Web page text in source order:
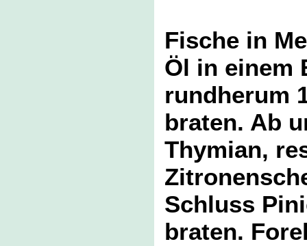
Fische in
Öl in einem
rundherum
braten. Ab
Thymian,
Schluss
braten.